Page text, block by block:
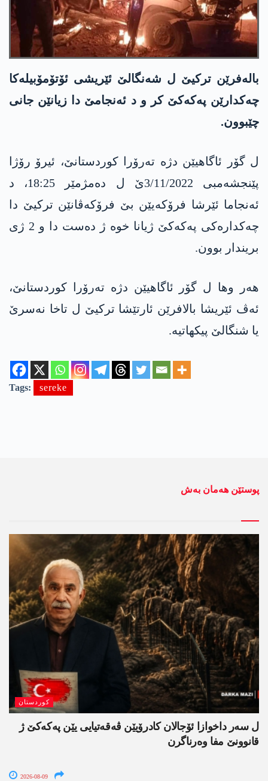
بالەفرێن ترکیێ ل شەنگالێ ئێریشی ئۆتۆمۆبیلەکا
چەکدارێن پەکەکێ کر و د ئەنجامێ دا زیانێن جانی
چێبوون.
ل گۆر ئاگاهیێن دژە تەرۆرا کوردستانێ، ئیرۆ رۆژا
پێنجشەمبی 3/11/2022ێ ل دەمژمێر 18:25، د
ئەنجاما ئێرشا فرۆکەیێن بێ فرۆکەڤانێن ترکیێ دا
چەکدارەکی پەکەکێ ژیانا خوە ژ دەست دا و 2 ژی
بریندار بوون.
هەر وها ل گۆر ئاگاهیێن دژە تەرۆرا کوردستانێ،
ئەڤ ئێریشا بالافرێن ئارتێشا ترکیێ ل تاخا نەسرێ
یا شنگالێ پیکهاتیە.
Tags: sereke
پوستێن ھەمان بەش
کوردستان
ل سەر داخوازا ئۆجالان کادرۆیێن ڤەقەتیایی یێن پەکەکێ ژ
قانوونێ مفا وەرناگرن
2026-08-09